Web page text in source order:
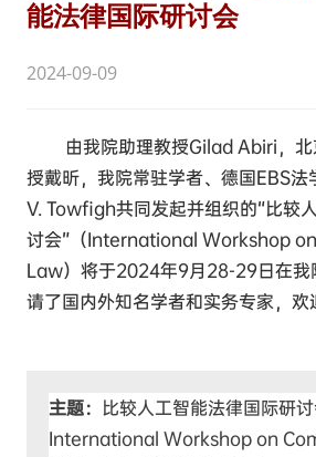
能法律国际研讨会
2024-09-09
由我院助理教授Gilad Abiri，
授戴昕，我院常驻学者、德国EBS
V. Towfigh共同发起并组织的“比较
讨会”（International Workshop
Law）将于2024年9月28-29日在我
请了国内外知名学者和实务专家，欢
主题： 比较人工智能法律国际研
International Workshop on